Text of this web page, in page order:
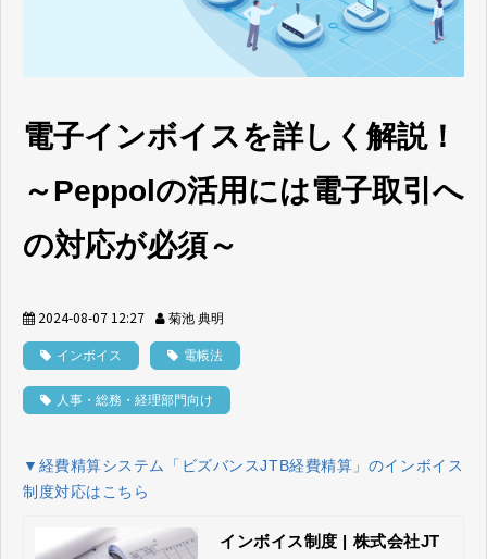
お知らせ
よくあるご質問
電子インボイスを詳しく解説！
～Peppolの活用には電子取引へ
の対応が必須～
2024-08-07 12:27 菊池 典明
インボイス 電帳法
人事・総務・経理部門向け
▼経費精算システム「ビズバンスJTB経費精算」のインボイス
制度対応はこちら
インボイス制度 | 株式会社JT